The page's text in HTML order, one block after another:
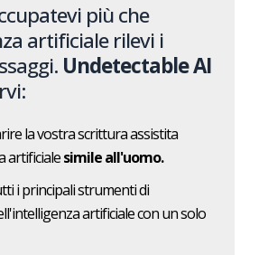
più che
artificiale rilevi i
Undetectable AI
la vostra scrittura assistita
artificialesimile all'uomo.
i principali strumenti di
artificiale con un solo